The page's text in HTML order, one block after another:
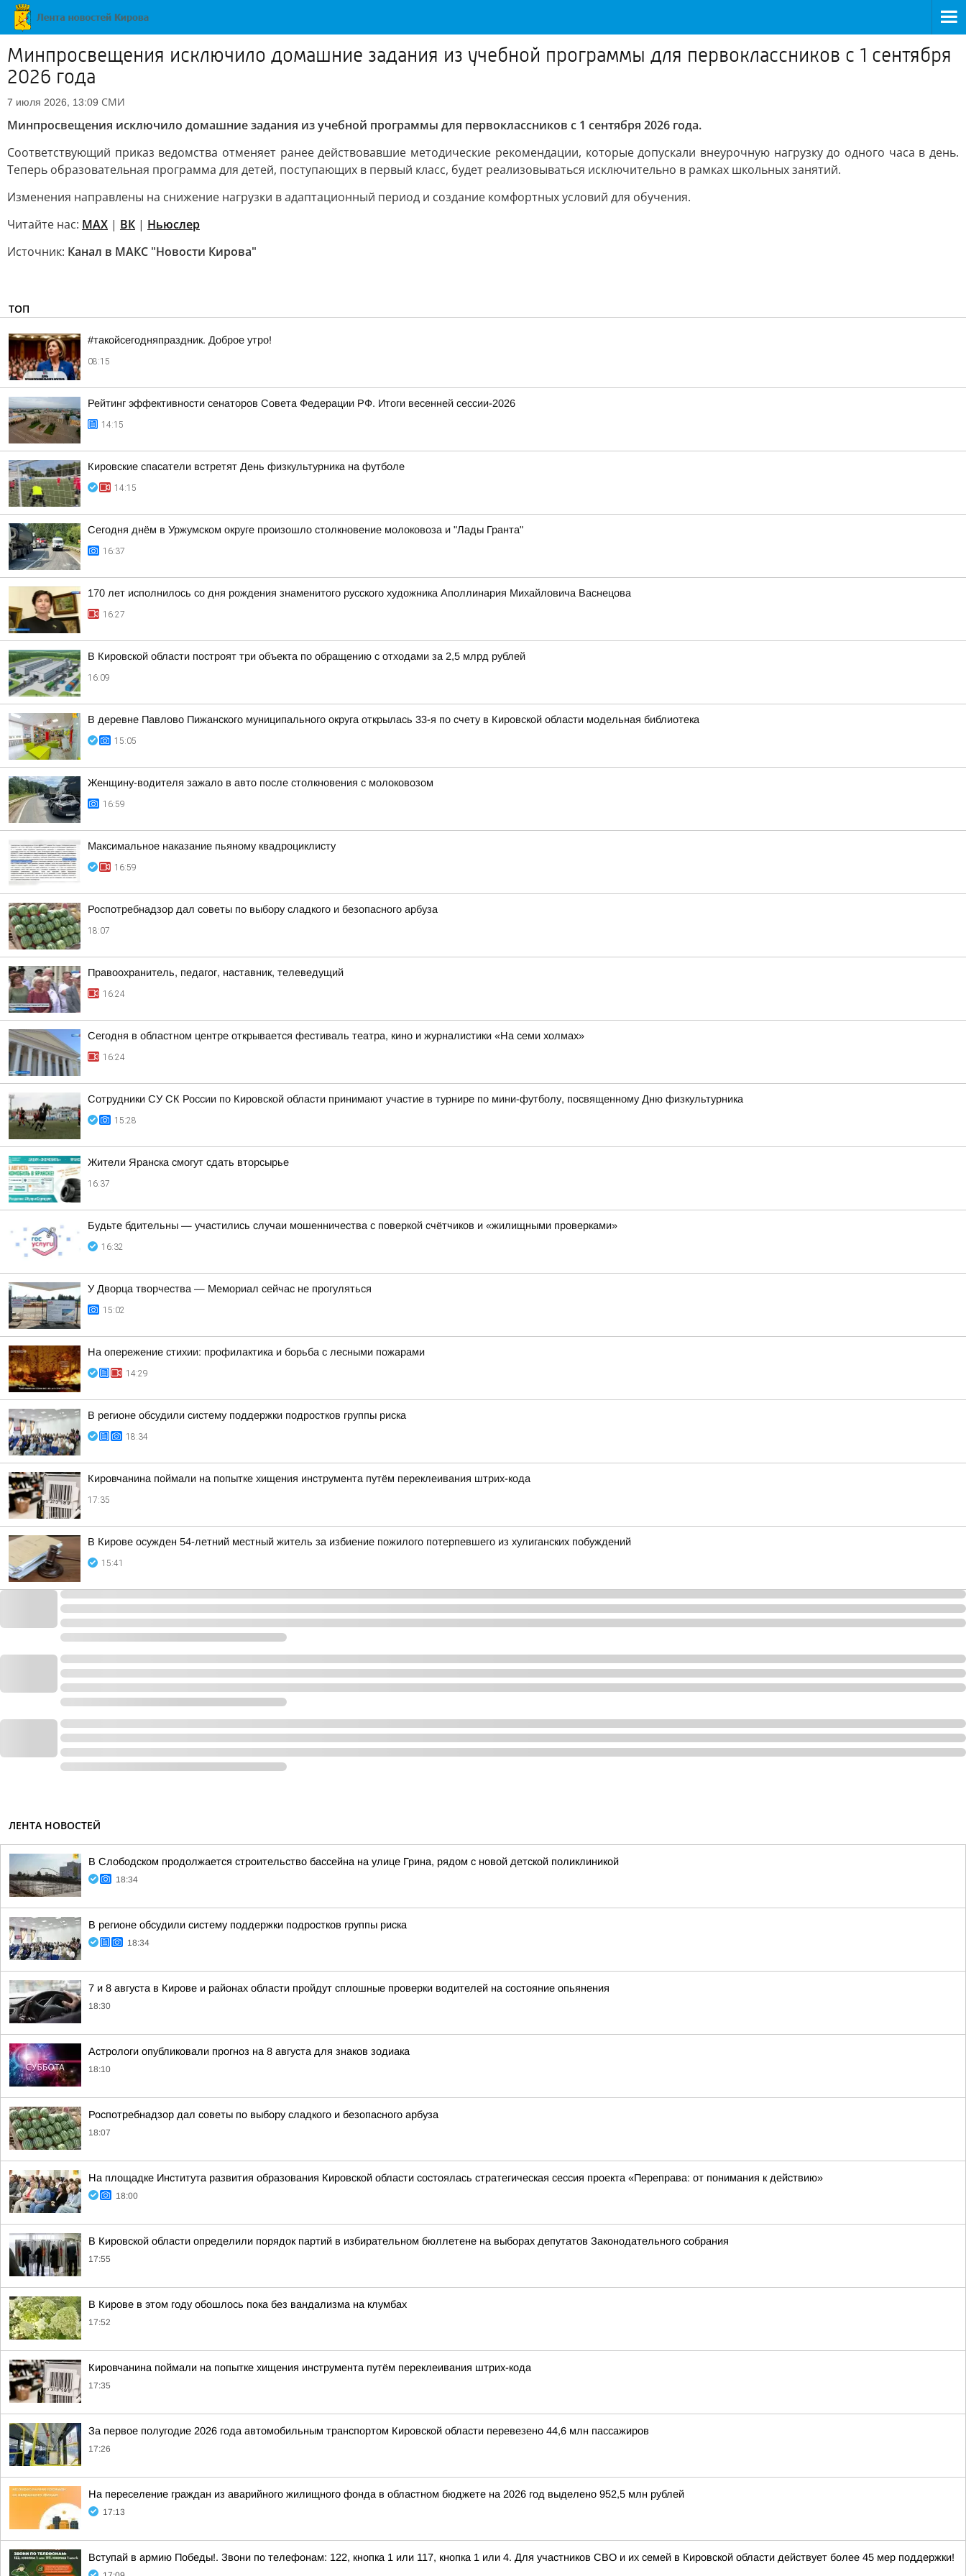
Минпросвещения исключило домашние задания из учебной программы для первоклассников с 1 сентября
2026 года
7 июля 2026, 13:09 СМИ
Минпросвещения исключило домашние задания из учебной программы для первоклассников с 1 сентября 2026 года.
Соответствующий приказ ведомства отменяет ранее действовавшие методические рекомендации, которые допускали внеурочную нагрузку до одного часа в день.
Теперь образовательная программа для детей, поступающих в первый класс, будет реализовываться исключительно в рамках школьных занятий.
Изменения направлены на снижение нагрузки в адаптационный период и создание комфортных условий для обучения.
Читайте нас: MAX | ВК | Ньюслер
Источник: Канал в МАКС "Новости Кирова"
ТОП
#такойсегодняпраздник. Доброе утро!
08:15
Рейтинг эффективности сенаторов Совета Федерации РФ. Итоги весенней сессии-2026
14:15
Кировские спасатели встретят День физкультурника на футболе
14:15
Сегодня днём в Уржумском округе произошло столкновение молоковоза и "Лады Гранта"
16:37
170 лет исполнилось со дня рождения знаменитого русского художника Аполлинария Михайловича Васнецова
16:27
В Кировской области построят три объекта по обращению с отходами за 2,5 млрд рублей
16:09
В деревне Павлово Пижанского муниципального округа открылась 33-я по счету в Кировской области модельная библиотека
15:05
Женщину-водителя зажало в авто после столкновения с молоковозом
16:59
Максимальное наказание пьяному квадроциклисту
16:59
Роспотребнадзор дал советы по выбору сладкого и безопасного арбуза
18:07
Правоохранитель, педагог, наставник, телеведущий
16:24
Сегодня в областном центре открывается фестиваль театра, кино и журналистики «На семи холмах»
16:24
Сотрудники СУ СК России по Кировской области принимают участие в турнире по мини-футболу, посвященному Дню физкультурника
15:28
Жители Яранска смогут сдать вторсырье
16:37
Будьте бдительны — участились случаи мошенничества с поверкой счётчиков и «жилищными проверками»
16:32
У Дворца творчества — Мемориал сейчас не прогуляться
15:02
На опережение стихии: профилактика и борьба с лесными пожарами
14:29
В регионе обсудили систему поддержки подростков группы риска
18:34
Кировчанина поймали на попытке хищения инструмента путём переклеивания штрих-кода
17:35
В Кирове осужден 54-летний местный житель за избиение пожилого потерпевшего из хулиганских побуждений
15:41
ЛЕНТА НОВОСТЕЙ
В Слободском продолжается строительство бассейна на улице Грина, рядом с новой детской поликлиникой
18:34
В регионе обсудили систему поддержки подростков группы риска
18:34
7 и 8 августа в Кирове и районах области пройдут сплошные проверки водителей на состояние опьянения
18:30
Астрологи опубликовали прогноз на 8 августа для знаков зодиака
18:10
Роспотребнадзор дал советы по выбору сладкого и безопасного арбуза
18:07
На площадке Института развития образования Кировской области состоялась стратегическая сессия проекта «Переправа: от понимания к действию»
18:00
В Кировской области определили порядок партий в избирательном бюллетене на выборах депутатов Законодательного собрания
17:55
В Кирове в этом году обошлось пока без вандализма на клумбах
17:52
Кировчанина поймали на попытке хищения инструмента путём переклеивания штрих-кода
17:35
За первое полугодие 2026 года автомобильным транспортом Кировской области перевезено 44,6 млн пассажиров
17:26
На переселение граждан из аварийного жилищного фонда в областном бюджете на 2026 год выделено 952,5 млн рублей
17:13
Вступай в армию Победы!. Звони по телефонам: 122, кнопка 1 или 117, кнопка 1 или 4. Для участников СВО и их семей в Кировской области действует более 45 мер поддержки!